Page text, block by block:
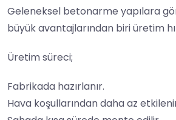
Geleneksel betonarme yapılara
büyük avantajlarından biri üretim
Üretim süreci;
Fabrikada hazırlanır.
Hava koşullarından daha az